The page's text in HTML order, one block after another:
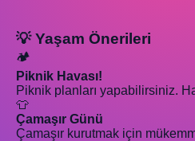
💡 Yaşam Önerileri
🏕️
Piknik Havası!
Piknik planları yapabilirsiniz.
👕
Çamaşır Günü
Çamaşır kurutmak için